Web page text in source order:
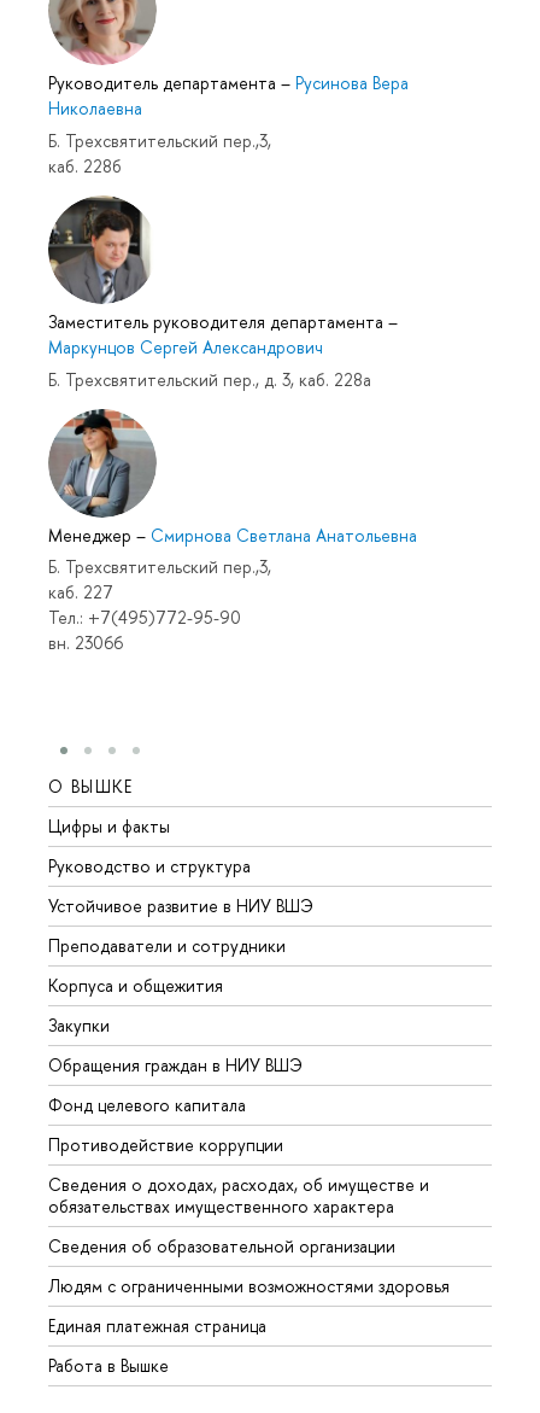
Руководитель департамента – Русинова Вера
Николаевна
Б. Трехсвятительский пер.,3,
каб. 228б
Заместитель руководителя департамента –
Маркунцов Сергей Александрович
Б. Трехсвятительский пер., д. 3, каб. 228а
Менеджер – Смирнова Светлана Анатольевна
Б. Трехсвятительский пер.,3,
каб. 227
Тел.: +7(495)772-95-90
вн. 23066
О ВЫШКЕ
Цифры и факты
Руководство и структура
Устойчивое развитие в НИУ ВШЭ
Преподаватели и сотрудники
Корпуса и общежития
Закупки
Обращения граждан в НИУ ВШЭ
Фонд целевого капитала
Противодействие коррупции
Сведения о доходах, расходах, об имуществе и
обязательствах имущественного характера
Сведения об образовательной организации
Людям с ограниченными возможностями здоровья
Единая платежная страница
Работа в Вышке